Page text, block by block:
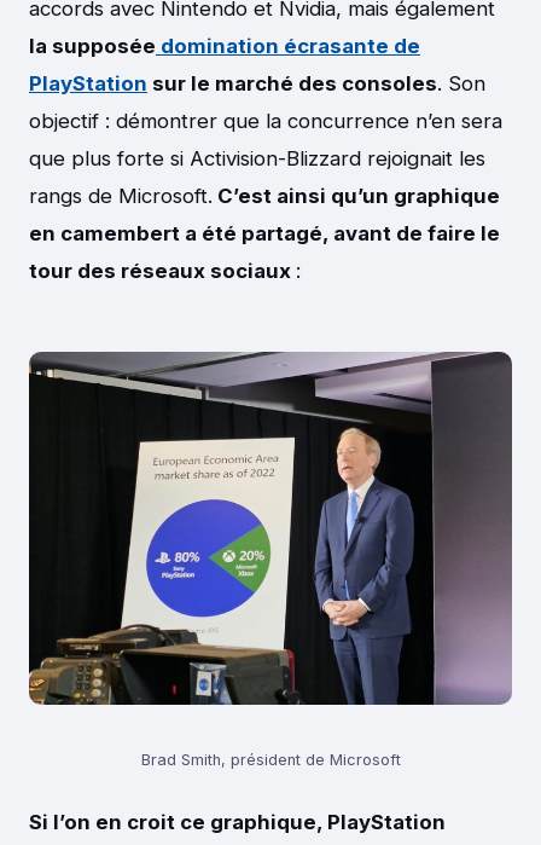
accords avec Nintendo et Nvidia, mais également
la supposée domination écrasante de
PlayStation sur le marché des consoles. Son
objectif : démontrer que la concurrence n’en sera
que plus forte si Activision-Blizzard rejoignait les
rangs de Microsoft. C’est ainsi qu’un graphique
en camembert a été partagé, avant de faire le
tour des réseaux sociaux :
Brad Smith, président de Microsoft
Si l’on en croit ce graphique, PlayStation